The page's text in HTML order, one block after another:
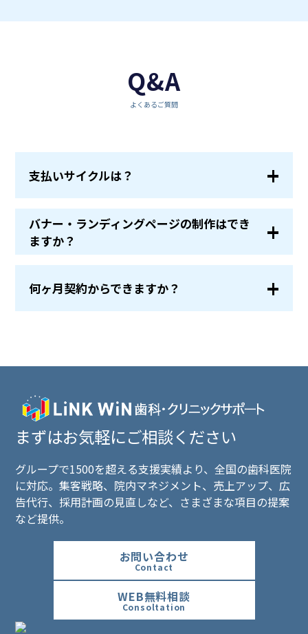
Q&A
よくあるご質問
支払いサイクルは？
バナー・ランディングページの制作はでき
ますか？
何ヶ月契約からできますか？
まずはお気軽にご相談ください
グループで1500を超える支援実績より、全国の歯科医院
に対応。集客戦略、院内マネジメント、売上アップ、広
告代行、採用計画の見直しなど、さまざまな項目の提案
など提供。
お問い合わせ
Contact
WEB無料相談
Consoltation